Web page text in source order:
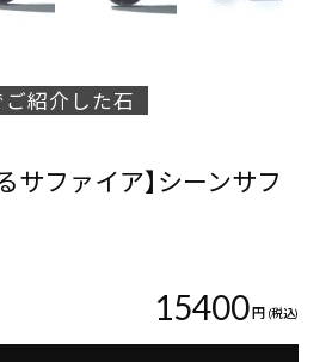
ご紹介した石
サファイア】シーンサフ
15400円 (税込)